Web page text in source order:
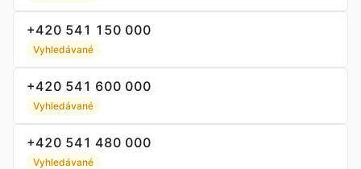
+420 541 150 000
Vyhledávané
+420 541 600 000
Vyhledávané
+420 541 480 000
Vyhledávané